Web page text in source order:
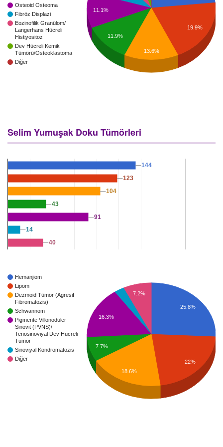
Osteoid Osteoma
Fibröz Displazi
Eozinofilik Granülom/
Langerhans Hücreli
Histiyositoz
Dev Hücreli Kemik
Tümörü/Osteoklastoma
Diğer
19.9%
11.1%
11.9%
13.6%
Selim Yumuşak Doku Tümörleri
144
144
123
123
104
104
43
43
91
91
14
14
40
40
Hemanjiom
Lipom
Dezmoid Tümör (Agresif
Fibromatozis)
Schwannom
Pigmente Villonodüler
Sinovit (PVNS)/
Tenosinoviyal Dev Hücreli
Tümör
Sinoviyal Kondromatozis
Diğer
25.8%
22%
7.2%
16.3%
7.7%
18.6%